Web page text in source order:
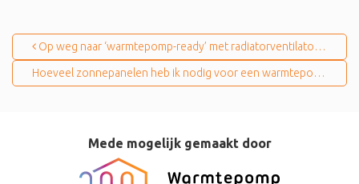
Op weg naar ‘warmtepomp-ready’ met radiatorventilatoren
Hoeveel zonnepanelen heb ik nodig voor een warmtepomp?
Mede mogelijk gemaakt door